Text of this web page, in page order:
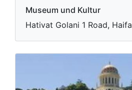
Museum und Kultur
Hativat Golani 1 Road, Haifa